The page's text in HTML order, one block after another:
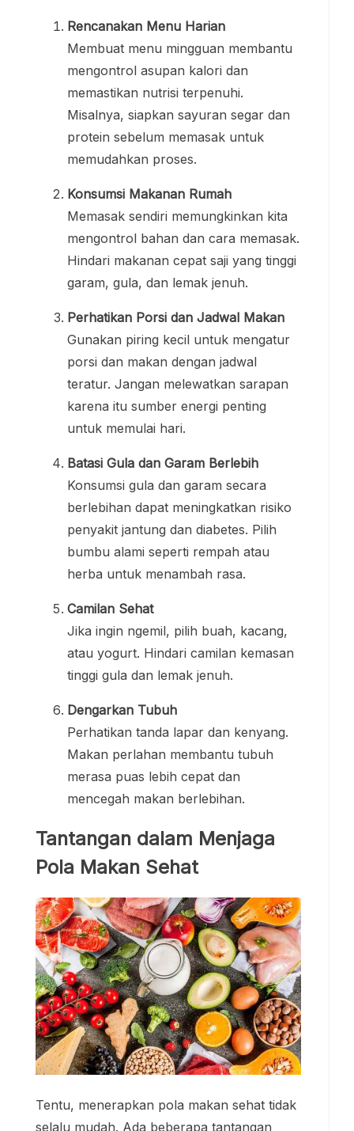
Rencanakan Menu Harian
Membuat menu mingguan membantu
mengontrol asupan kalori dan
memastikan nutrisi terpenuhi.
Misalnya, siapkan sayuran segar dan
protein sebelum memasak untuk
memudahkan proses.
Konsumsi Makanan Rumah
Memasak sendiri memungkinkan kita
mengontrol bahan dan cara memasak.
Hindari makanan cepat saji yang tinggi
garam, gula, dan lemak jenuh.
Perhatikan Porsi dan Jadwal Makan
Gunakan piring kecil untuk mengatur
porsi dan makan dengan jadwal
teratur. Jangan melewatkan sarapan
karena itu sumber energi penting
untuk memulai hari.
Batasi Gula dan Garam Berlebih
Konsumsi gula dan garam secara
berlebihan dapat meningkatkan risiko
penyakit jantung dan diabetes. Pilih
bumbu alami seperti rempah atau
herba untuk menambah rasa.
Camilan Sehat
Jika ingin ngemil, pilih buah, kacang,
atau yogurt. Hindari camilan kemasan
tinggi gula dan lemak jenuh.
Dengarkan Tubuh
Perhatikan tanda lapar dan kenyang.
Makan perlahan membantu tubuh
merasa puas lebih cepat dan
mencegah makan berlebihan.
Tantangan dalam Menjaga
Pola Makan Sehat
Tentu, menerapkan pola makan sehat tidak
selalu mudah. Ada beberapa tantangan